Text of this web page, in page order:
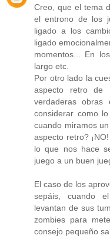
Creo, que el tema
el entrono de los
ligado a los
ligado
momentos... En
largo etc.
Por otro lado la
aspecto retro de
verdaderas obras
considerar como
cuando miramos
aspecto retro?
lo que nos hace
juego a un buen
El caso de los
sepáis, cuando
levantan de sus
zombies para
consejo pequeño